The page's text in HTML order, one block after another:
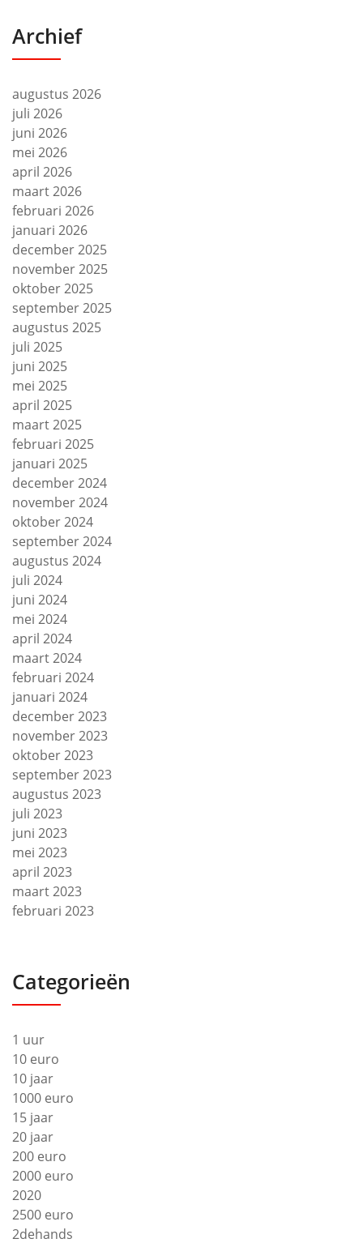
Archief
augustus 2026
juli 2026
juni 2026
mei 2026
april 2026
maart 2026
februari 2026
januari 2026
december 2025
november 2025
oktober 2025
september 2025
augustus 2025
juli 2025
juni 2025
mei 2025
april 2025
maart 2025
februari 2025
januari 2025
december 2024
november 2024
oktober 2024
september 2024
augustus 2024
juli 2024
juni 2024
mei 2024
april 2024
maart 2024
februari 2024
januari 2024
december 2023
november 2023
oktober 2023
september 2023
augustus 2023
juli 2023
juni 2023
mei 2023
april 2023
maart 2023
februari 2023
Categorieën
1 uur
10 euro
10 jaar
1000 euro
15 jaar
20 jaar
200 euro
2000 euro
2020
2500 euro
2dehands